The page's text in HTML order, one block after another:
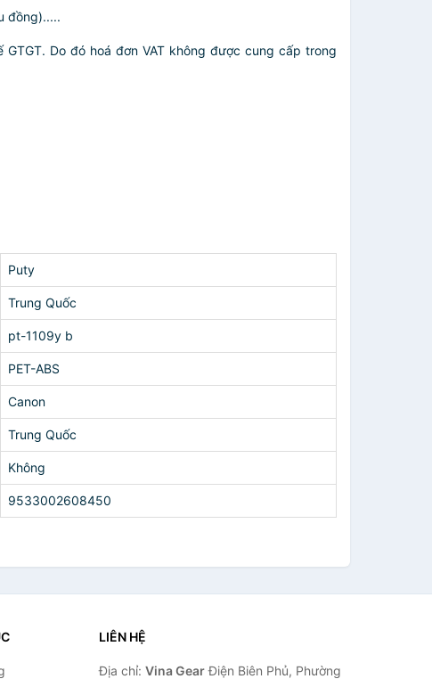
đồng).....
Do đó hoá đơn VAT không được cung cấp trong
Puty
Trung Quốc
pt-1109y b
PET-ABS
Canon
Trung Quốc
Không
9533002608450
LIÊN HỆ
Địa chỉ: Vina GearĐiện Biên Phủ, Phường